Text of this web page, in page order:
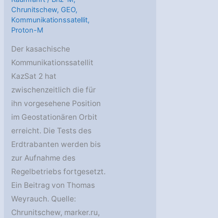
Chrunitschew, GEO,
Kommunikationssatellit,
Proton-M
Der kasachische
Kommunikationssatellit
KazSat 2 hat
zwischenzeitlich die für
ihn vorgesehene Position
im Geostationären Orbit
erreicht. Die Tests des
Erdtrabanten werden bis
zur Aufnahme des
Regelbetriebs fortgesetzt.
Ein Beitrag von Thomas
Weyrauch. Quelle:
Chrunitschew, marker.ru,